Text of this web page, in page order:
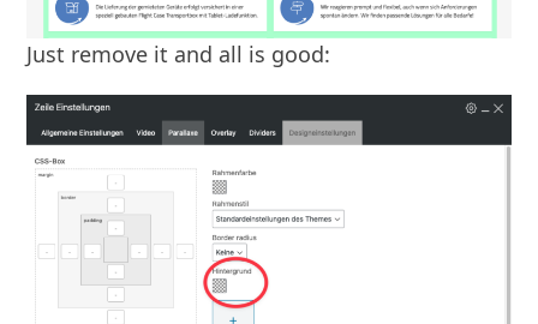
Just remove it and all is good: